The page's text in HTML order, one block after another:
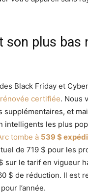
son plus bas
Black Friday et
certifiée. Nous
supplémentaires, et
les plus
tombe à 539 $
de 719 $ pour les
sur le tarif en vigueur
​​​​$ de réduction. Il est
l’année.